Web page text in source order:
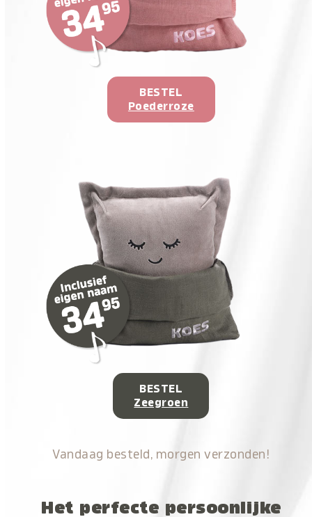
BESTEL
Poederroze
BESTEL
Zeegroen
Vandaag besteld, morgen verzonden!
Het perfecte persoonlijke